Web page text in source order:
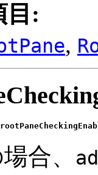
目:
,
合、